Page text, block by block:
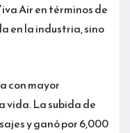
Air en términos de
en la industria, sino
con mayor
La subida de
y ganó por 6,000